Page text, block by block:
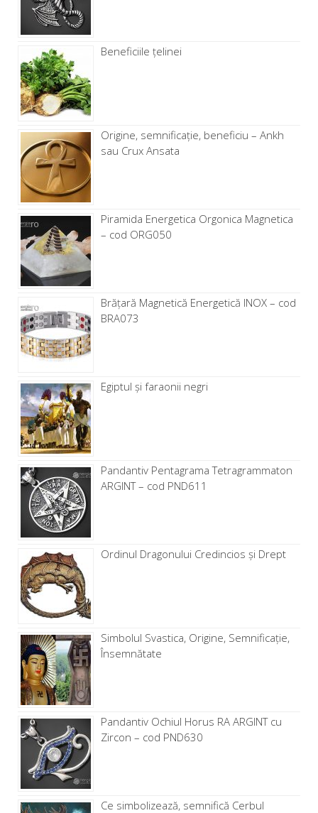
Beneficiile țelinei
Origine, semnificație, beneficiu – Ankh
sau Crux Ansata
Piramida Energetica Orgonica Magnetica
– cod ORG050
Brăţară Magnetică Energetică INOX – cod
BRA073
Egiptul și faraonii negri
Pandantiv Pentagrama Tetragrammaton
ARGINT – cod PND611
Ordinul Dragonului Credincios și Drept
Simbolul Svastica, Origine, Semnificație,
Însemnătate
Pandantiv Ochiul Horus RA ARGINT cu
Zircon – cod PND630
Ce simbolizează, semnifică Cerbul